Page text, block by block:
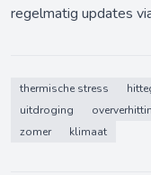
regelmatig updates
thermische stress
uitdroging
zomer
klimaat